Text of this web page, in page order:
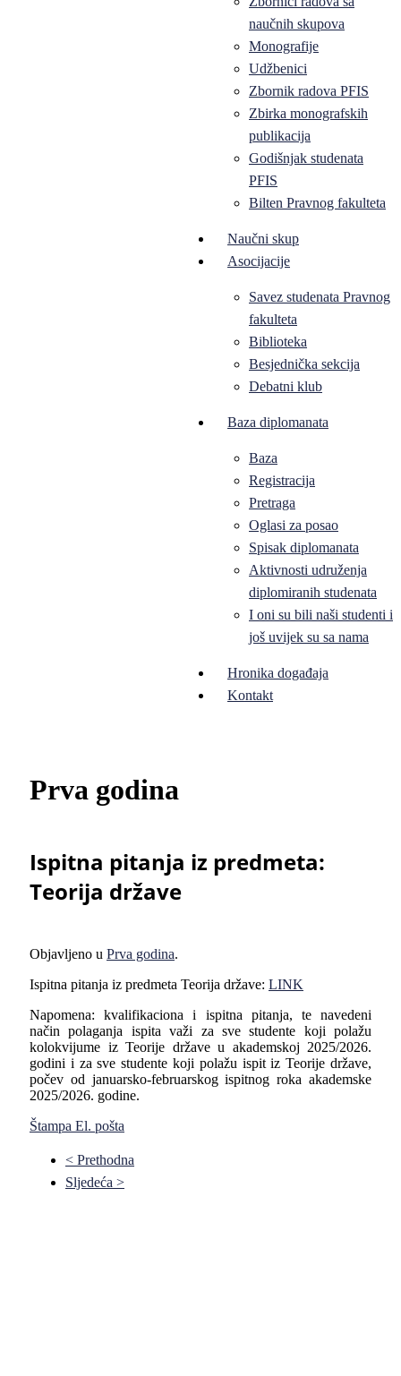
naučnih skupova
Monografije
Udžbenici
Zbornik radova PFIS
Zbirka monografskih
publikacija
Godišnjak studenata
PFIS
Bilten Pravnog fakulteta
Naučni skup
Asocijacije
Savez studenata Pravnog
fakulteta
Biblioteka
Besjednička sekcija
Debatni klub
Baza diplomanata
Baza
Registracija
Pretraga
Oglasi za posao
Spisak diplomanata
Aktivnosti udruženja
diplomiranih studenata
I oni su bili naši studenti i
još uvijek su sa nama
Hronika događaja
Kontakt
Prva godina
Ispitna pitanja iz predmeta:
Teorija države
Objavljeno u Prva godina.
Ispitna pitanja iz predmeta Teorija države: LINK
Napomena: kvalifikaciona i ispitna pitanja, te navedeni
način polaganja ispita važi za sve studente koji polažu
kolokvijume iz Teorije države u akademskoj 2025/2026.
godini i za sve studente koji polažu ispit iz Teorije države,
počev od januarsko-februarskog ispitnog roka akademske
2025/2026. godine.
Štampa El. pošta
< Prethodna
Sljedeća >